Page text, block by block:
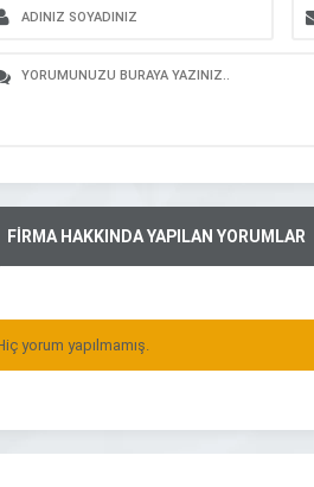
FİRMA HAKKINDA YAPILAN YORUMLAR
yorum yapılmamış.